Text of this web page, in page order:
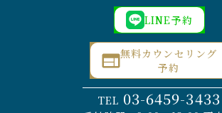
LINE予約
無料カウンセリング
予約
TEL 03-6459-3433